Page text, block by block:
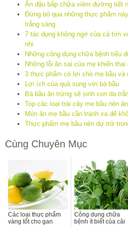
Ăn đậu bắp chữa viêm đường tiết
Đừng bỏ qua những thực phẩm
trắng sáng
7 tác dụng không ngờ của cà tím
nhi
Những công dụng chữa bệnh tiểu
Những lỗi ăn sai của mẹ khiến thai
3 thực phẩm có lợi cho mẹ bầu và
Lợi ích của quả sung với bà bầu
Bà bầu ăn trứng sẽ sinh con da
Top các loại trái cây mẹ bầu nên
Món ăn mẹ bầu cần tránh xa để
Thực phẩm mẹ bầu nên dự trữ
Cùng Chuyên Mục
Các loại thực phẩm
vàng tốt cho gan
Công dụng chữa
bệnh ít biết của cải